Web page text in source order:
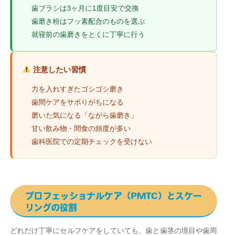
歯ブラシは3ヶ月に1度目安で交換
歯磨き粉はフッ素配合のものを選ぶ
就寝前の歯磨きをとくに丁寧に行う
注意したい習慣
力を入れすぎたゴシゴシ磨き
歯間ケアをサボりがちになる
磨いた気になる「ながら歯磨き」
甘い飲み物・間食の頻度が多い
歯科医院での定期チェックを受けない
プロフェッショナルケア（PMTC）とスケー
リングの役割
どれだけ丁寧にセルフケアをしていても、歯と歯茎の境目や歯周